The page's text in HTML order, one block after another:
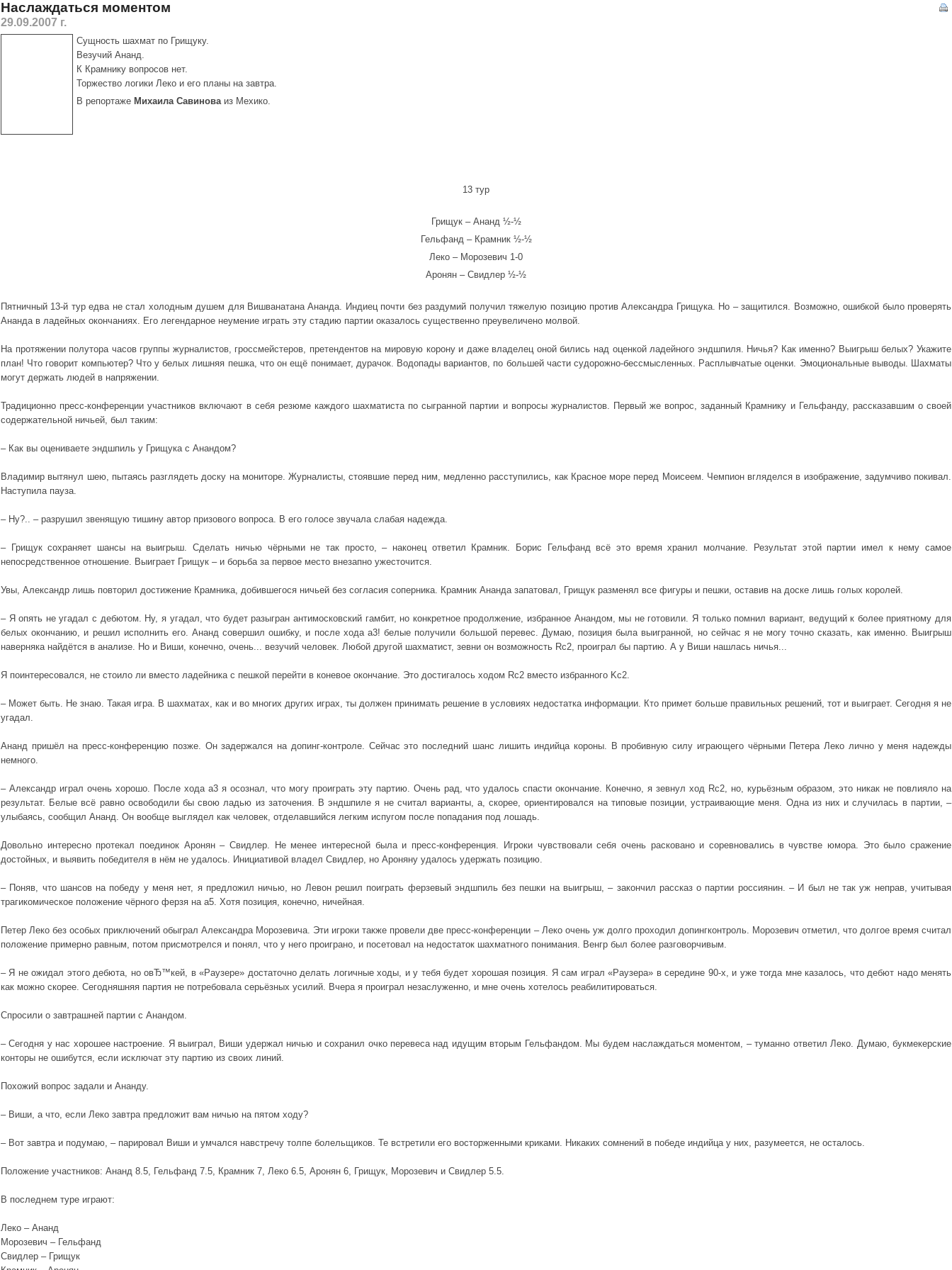
Наслаждаться моментом
29.09.2007 г.
Сущность шахмат по Грищуку.
Везучий Ананд.
К Крамнику вопросов нет.
Торжество логики Леко и его планы на завтра.
В репортаже Михаила Савиноваиз Мехико.
13 тур
Грищук – Ананд ½-½
Гельфанд – Крамник ½-½
Леко – Морозевич 1-0
Аронян – Свидлер ½-½
Пятничный 13-й тур едва не стал холодным душем для Вишванатана Ананда. Индиец почти без раздумий получил тяжелую позицию против Александра Грищука. Но – защитился. Возможно, ошибкой было проверять
Ананда в ладейных окончаниях. Его легендарное неумение играть эту стадию партии оказалось существенно преувеличено молвой.
На протяжении полутора часов группы журналистов, гроссмейстеров, претендентов на мировую корону и даже владелец оной бились над оценкой ладейного эндшпиля. Ничья? Как именно? Выигрыш белых? Укажите
план! Что говорит компьютер? Что у белых лишняя пешка, что он ещё понимает, дурачок. Водопады вариантов, по большей части судорожно-бессмысленных. Расплывчатые оценки. Эмоциональные выводы. Шахматы
могут держать людей в напряжении.
Традиционно пресс-конференции участников включают в себя резюме каждого шахматиста по сыгранной партии и вопросы журналистов. Первый же вопрос, заданный Крамнику и Гельфанду, рассказавшим о своей
содержательной ничьей, был таким:
– Как вы оцениваете эндшпиль у Грищука с Анандом?
Владимир вытянул шею, пытаясь разглядеть доску на мониторе. Журналисты, стоявшие перед ним, медленно расступились, как Красное море перед Моисеем. Чемпион вгляделся в изображение, задумчиво покивал.
Наступила пауза.
– Ну?.. – разрушил звенящую тишину автор призового вопроса. В его голосе звучала слабая надежда.
– Грищук сохраняет шансы на выигрыш. Сделать ничью чёрными не так просто, – наконец ответил Крамник. Борис Гельфанд всё это время хранил молчание. Результат этой партии имел к нему самое
непосредственное отношение. Выиграет Грищук – и борьба за первое место внезапно ужесточится.
Увы, Александр лишь повторил достижение Крамника, добившегося ничьей без согласия соперника. Крамник Ананда запатовал, Грищук разменял все фигуры и пешки, оставив на доске лишь голых королей.
– Я опять не угадал с дебютом. Ну, я угадал, что будет разыгран антимосковский гамбит, но конкретное продолжение, избранное Анандом, мы не готовили. Я только помнил вариант, ведущий к более приятному для
белых окончанию, и решил исполнить его. Ананд совершил ошибку, и после хода а3! белые получили большой перевес. Думаю, позиция была выигранной, но сейчас я не могу точно сказать, как именно. Выигрыш
наверняка найдётся в анализе. Но и Виши, конечно, очень... везучий человек. Любой другой шахматист, зевни он возможность Rc2, проиграл бы партию. А у Виши нашлась ничья...
Я поинтересовался, не стоило ли вместо ладейника с пешкой перейти в коневое окончание. Это достигалось ходом Rc2 вместо избранного Kc2.
– Может быть. Не знаю. Такая игра. В шахматах, как и во многих других играх, ты должен принимать решение в условиях недостатка информации. Кто примет больше правильных решений, тот и выиграет. Сегодня я не
угадал.
Ананд пришёл на пресс-конференцию позже. Он задержался на допинг-контроле. Сейчас это последний шанс лишить индийца короны. В пробивную силу играющего чёрными Петера Леко лично у меня надежды
немного.
– Александр играл очень хорошо. После хода а3 я осознал, что могу проиграть эту партию. Очень рад, что удалось спасти окончание. Конечно, я зевнул ход Rc2, но, курьёзным образом, это никак не повлияло на
результат. Белые всё равно освободили бы свою ладью из заточения. В эндшпиле я не считал варианты, а, скорее, ориентировался на типовые позиции, устраивающие меня. Одна из них и случилась в партии, –
улыбаясь, сообщил Ананд. Он вообще выглядел как человек, отделавшийся легким испугом после попадания под лошадь.
Довольно интересно протекал поединок Аронян – Свидлер. Не менее интересной была и пресс-конференция. Игроки чувствовали себя очень расковано и соревновались в чувстве юмора. Это было сражение
достойных, и выявить победителя в нём не удалось. Инициативой владел Свидлер, но Ароняну удалось удержать позицию.
– Поняв, что шансов на победу у меня нет, я предложил ничью, но Левон решил поиграть ферзевый эндшпиль без пешки на выигрыш, – закончил рассказ о партии россиянин. – И был не так уж неправ, учитывая
трагикомическое положение чёрного ферзя на а5. Хотя позиция, конечно, ничейная.
Петер Леко без особых приключений обыграл Александра Морозевича. Эти игроки также провели две пресс-конференции – Леко очень уж долго проходил допингконтроль. Морозевич отметил, что долгое время считал
положение примерно равным, потом присмотрелся и понял, что у него проиграно, и посетовал на недостаток шахматного понимания. Венгр был более разговорчивым.
– Я не ожидал этого дебюта, но овЂ™кей, в «Раузере» достаточно делать логичные ходы, и у тебя будет хорошая позиция. Я сам играл «Раузера» в середине 90-х, и уже тогда мне казалось, что дебют надо менять
как можно скорее. Сегодняшняя партия не потребовала серьёзных усилий. Вчера я проиграл незаслуженно, и мне очень хотелось реабилитироваться.
Спросили о завтрашней партии с Анандом.
– Сегодня у нас хорошее настроение. Я выиграл, Виши удержал ничью и сохранил очко перевеса над идущим вторым Гельфандом. Мы будем наслаждаться моментом, – туманно ответил Леко. Думаю, букмекерские
конторы не ошибутся, если исключат эту партию из своих линий.
Похожий вопрос задали и Ананду.
– Виши, а что, если Леко завтра предложит вам ничью на пятом ходу?
– Вот завтра и подумаю, – парировал Виши и умчался навстречу толпе болельщиков. Те встретили его восторженными криками. Никаких сомнений в победе индийца у них, разумеется, не осталось.
Положение участников: Ананд 8.5, Гельфанд 7.5, Крамник 7, Леко 6.5, Аронян 6, Грищук, Морозевич и Свидлер 5.5.
В последнем туре играют:
Леко – Ананд
Морозевич – Гельфанд
Свидлер – Грищук